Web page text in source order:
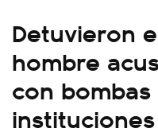
Detuvieron
hombre
con